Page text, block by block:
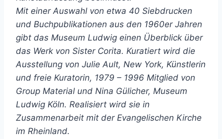
Mit einer Auswahl von etwa 40 Siebdrucken
und Buchpublikationen aus den 1960er Jahren
gibt das Museum Ludwig einen Überblick über
das Werk von Sister Corita. Kuratiert wird die
Ausstellung von Julie Ault, New York, Künstlerin
und freie Kuratorin, 1979 – 1996 Mitglied von
Group Material und Nina Gülicher, Museum
Ludwig Köln. Realisiert wird sie in
Zusammenarbeit mit der Evangelischen Kirche
im Rheinland.